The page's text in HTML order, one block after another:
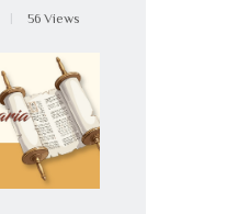
56 Views